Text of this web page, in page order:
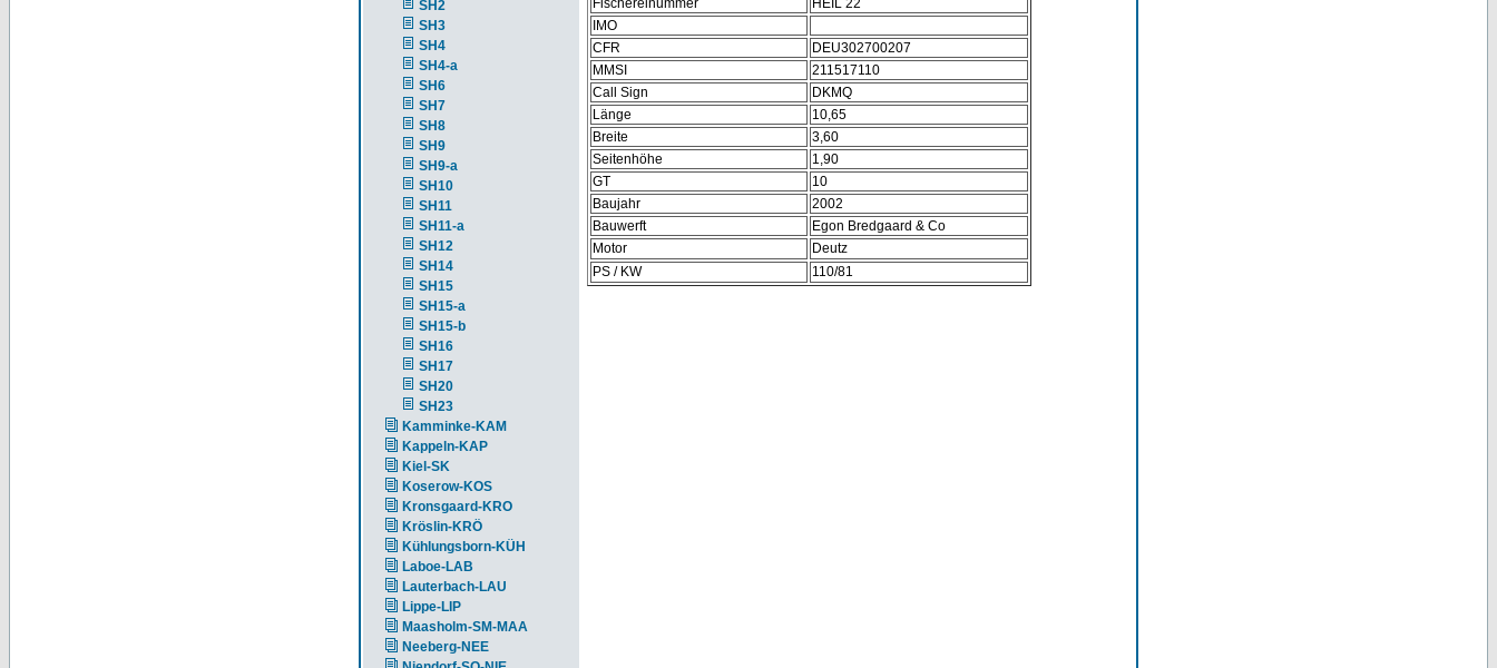
SH2
SH3
SH4
SH4-a
SH6
SH7
SH8
SH9
SH9-a
SH10
SH11
SH11-a
SH12
SH14
SH15
SH15-a
SH15-b
SH16
SH17
SH20
SH23
Kamminke-KAM
Kappeln-KAP
Kiel-SK
Koserow-KOS
Kronsgaard-KRO
Kröslin-KRÖ
Kühlungsborn-KÜH
Laboe-LAB
Lauterbach-LAU
Lippe-LIP
Maasholm-SM-MAA
Neeberg-NEE
Fischereinummer
HEIL 22
IMO
CFR
DEU302700207
MMSI
211517110
Call Sign
DKMQ
Länge
10,65
Breite
3,60
Seitenhöhe
1,90
GT
10
Baujahr
2002
Bauwerft
Egon Bredgaard & Co
Motor
Deutz
PS / KW
110/81